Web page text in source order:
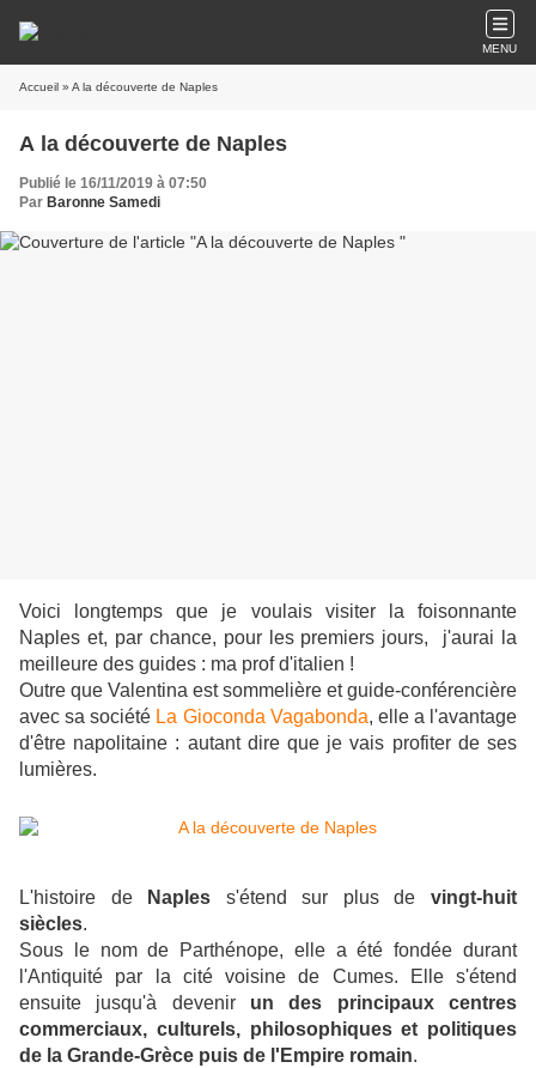
MENU
Accueil » A la découverte de Naples
A la découverte de Naples
Publié le 16/11/2019 à 07:50
Par Baronne Samedi
Voici longtemps que je voulais visiter la foisonnante
Naples et, par chance, pour les premiers jours, j'aurai la
meilleure des guides : ma prof d'italien !
Outre que Valentina est sommelière et guide-conférencière
avec sa société La Gioconda Vagabonda, elle a l'avantage
d'être napolitaine : autant dire que je vais profiter de ses
lumières.
L'histoire de Naples s'étend sur plus devingt-huit
siècles.
Sous le nom de Parthénope, elle a été fondée durant
l'Antiquité par la cité voisine de Cumes. Elle s'étend
ensuite jusqu'à devenir un des principaux centres
commerciaux, culturels, philosophiques et politiques
de la Grande-Grèce puis de l'Empire romain.